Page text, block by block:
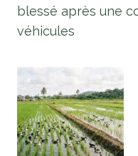
blessé après une
véhicules